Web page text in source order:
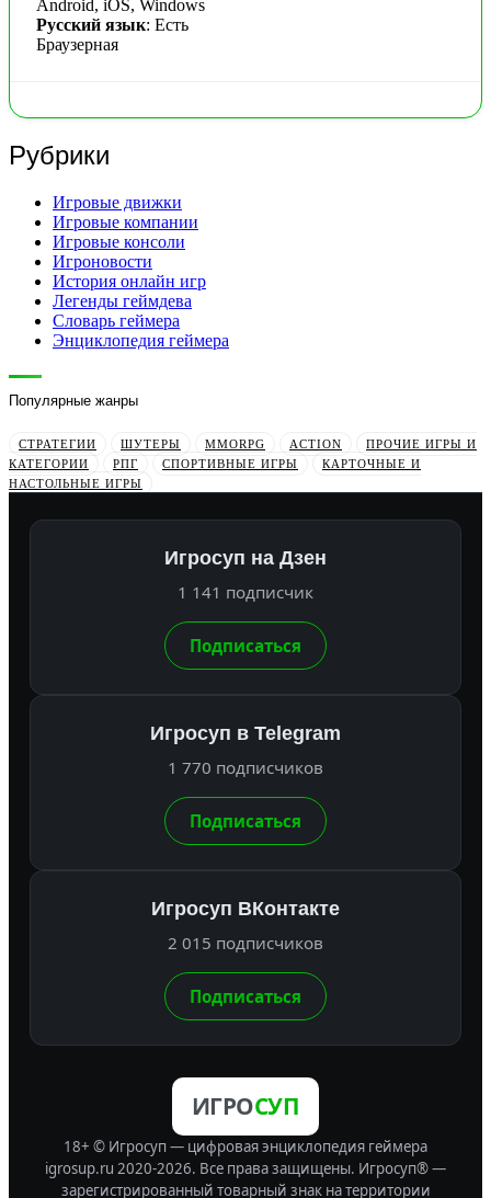
Android, iOS, Windows
Русский язык: Есть
Браузерная
Рубрики
Игровые движки
Игровые компании
Игровые консоли
Игроновости
История онлайн игр
Легенды геймдева
Словарь геймера
Энциклопедия геймера
Популярные жанры
СТРАТЕГИИ ШУТЕРЫ MMORPG ACTION
ПРОЧИЕ ИГРЫ И
КАТЕГОРИИ
РПГ СПОРТИВНЫЕ ИГРЫ
КАРТОЧНЫЕ И
НАСТОЛЬНЫЕ ИГРЫ
Игросуп на Дзен
1 141 подписчик
Подписаться
Игросуп в Telegram
1 770 подписчиков
Подписаться
Игросуп ВКонтакте
2 015 подписчиков
Подписаться
ИГРОСУП
18+ © Игросуп — цифровая энциклопедия геймера
igrosup.ru 2020-2026. Все права защищены. Игросуп® —
зарегистрированный товарный знак на территории